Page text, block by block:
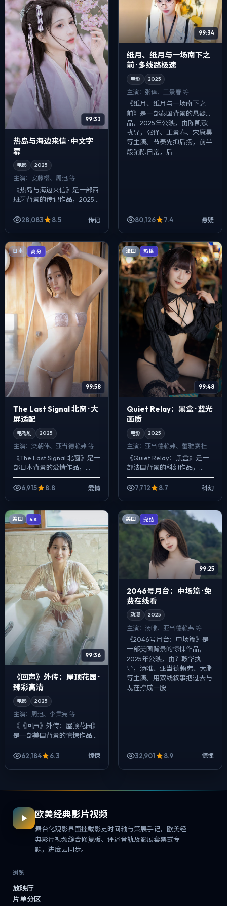
99:31
热岛与海边来信 · 中文字
幕
电影 2025
主演： 安藤樱、周迅 等
《热岛与海边来信》是一部西
班牙背景的传记作品，2025
年公映，由克里斯托弗·诺兰执
导，安藤樱、周迅、凯特·布兰
28,083 8.5 传记
99:34
纸月、纸月与一场南下之
前 · 多线路极速
电影 2025
主演： 张译、王景春 等
《纸月、纸月与一场南下之
前》是一部泰国背景的悬疑作
品，2025年公映，由陈凯歌
执导，张译、王景春、宋康昊
等主演。节奏先抑后扬，前半
段铺陈日常，后...
80,126 7.4 悬疑
日本 高分
99:58
The Last Signal 北窗 · 大
屏适配
电视剧 2025
主演： 梁朝伟、亚当·德赖弗 等
《The Last Signal 北窗》是一
部日本背景的爱情作品，
2025年公映，由洪常秀执
导，梁朝伟、亚当·德赖弗、佛
6,915 8.8 爱情
法国 热播
99:48
Quiet Relay：黑盒 · 蓝光
画质
电影 2025
主演： 亚当·德赖弗、蕾雅·赛杜
等
《Quiet Relay：黑盒》是一
部法国背景的科幻作品，
2025年公映，由是枝裕和执
导，亚当·德赖弗、蕾雅·赛杜、
7,712 8.7 科幻
美国 4K
99:36
《回声》外传：屋顶花园 ·
臻彩高清
电影 2025
主演： 周迅、李秉宪 等
《《回声》外传：屋顶花园》
是一部美国背景的惊悚作品，
2025年公映，由宁浩执导，
周迅、李秉宪、黄政民等主
62,184 6.3 惊悚
美国 完结
99:25
2046号月台：中场篇 · 免
费在线看
动漫 2025
主演： 汤唯、亚当·德赖弗 等
《2046号月台：中场篇》是
一部美国背景的惊悚作品，
2025年公映，由许鞍华执
导，汤唯、亚当·德赖弗、大鹏
等主演。用双线叙事把过去与
现在拧成一股...
32,901 8.9 惊悚
欧美经典影片视频
舞台化观影界面挂载影史时间轴与策展手记，欧美经
典影片视频缝合修复版、评述音轨及影展套票式专
题，进度云同步。
浏览
放映厅
片单分区